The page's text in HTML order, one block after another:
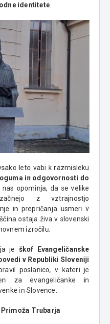
identitete
leto vabi k razmisleku
in odgovornosti do
nas opominja, da se velike
z vztrajnostjo
in prepričanja usmeri v
ostaja živa v slovenski
izročilu.
je škof Evangeličanske
v Republiki Sloveniji
poslanico, v kateri je
za evangeličanke in
in Slovence.
Trubarja